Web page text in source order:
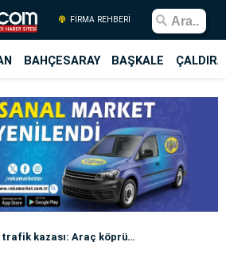
FİRMA REHBERİ
BAHÇESARAY BAŞKALE
kazası: Araç köprüden uçtu!